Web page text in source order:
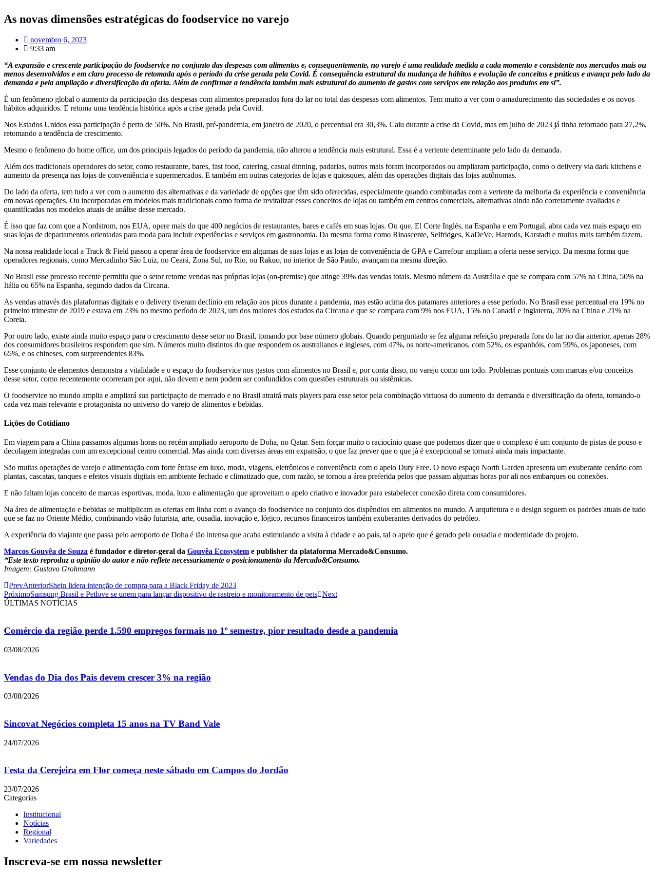
As novas dimensões estratégicas do foodservice no varejo
novembro 6, 2023
9:33 am
“A expansão e crescente participação do foodservice no conjunto das despesas com alimentos e, consequentemente, no varejo é uma realidade medida a cada momento e consistente nos mercados mais ou
menos desenvolvidos e em claro processo de retomada após o período da crise gerada pela Covid. É consequência estrutural da mudança de hábitos e evolução de conceitos e práticas e avança pelo lado da
demanda e pela ampliação e diversificação da oferta. Além de confirmar a tendência também mais estrutural do aumento de gastos com serviços em relação aos produtos em si”.
É um fenômeno global o aumento da participação das despesas com alimentos preparados fora do lar no total das despesas com alimentos. Tem muito a ver com o amadurecimento das sociedades e os novos
hábitos adquiridos. E retoma uma tendência histórica após a crise gerada pela Covid.
Nos Estados Unidos essa participação é perto de 50%. No Brasil, pré-pandemia, em janeiro de 2020, o percentual era 30,3%. Caiu durante a crise da Covid, mas em julho de 2023 já tinha retornado para 27,2%,
retomando a tendência de crescimento.
Mesmo o fenômeno do home office, um dos principais legados do período da pandemia, não alterou a tendência mais estrutural. Essa é a vertente determinante pelo lado da demanda.
Além dos tradicionais operadores do setor, como restaurante, bares, fast food, catering, casual dinning, padarias, outros mais foram incorporados ou ampliaram participação, como o delivery via dark kitchens e
aumento da presença nas lojas de conveniência e supermercados. E também em outras categorias de lojas e quiosques, além das operações digitais das lojas autônomas.
Do lado da oferta, tem tudo a ver com o aumento das alternativas e da variedade de opções que têm sido oferecidas, especialmente quando combinadas com a vertente da melhoria da experiência e conveniência
em novas operações. Ou incorporadas em modelos mais tradicionais como forma de revitalizar esses conceitos de lojas ou também em centros comerciais, alternativas ainda não corretamente avaliadas e
quantificadas nos modelos atuais de análise desse mercado.
É isso que faz com que a Nordstrom, nos EUA, opere mais do que 400 negócios de restaurantes, bares e cafés em suas lojas. Ou que, El Corte Inglés, na Espanha e em Portugal, abra cada vez mais espaço em
suas lojas de departamentos orientadas para moda para incluir experiências e serviços em gastronomia. Da mesma forma como Rinascente, Selfridges, KaDeVe, Harrods, Karstadt e muitas mais também fazem.
Na nossa realidade local a Track & Field passou a operar área de foodservice em algumas de suas lojas e as lojas de conveniência de GPA e Carrefour ampliam a oferta nesse serviço. Da mesma forma que
operadores regionais, como Mercadinho São Luiz, no Ceará, Zona Sul, no Rio, ou Rakuo, no interior de São Paulo, avançam na mesma direção.
No Brasil esse processo recente permitiu que o setor retome vendas nas próprias lojas (on-premise) que atinge 39% das vendas totais. Mesmo número da Austrália e que se compara com 57% na China, 50% na
Itália ou 65% na Espanha, segundo dados da Circana.
As vendas através das plataformas digitais e o delivery tiveram declínio em relação aos picos durante a pandemia, mas estão acima dos patamares anteriores a esse período. No Brasil esse percentual era 19% no
primeiro trimestre de 2019 e estava em 23% no mesmo período de 2023, um dos maiores dos estudos da Circana e que se compara com 9% nos EUA, 15% no Canadá e Inglaterra, 20% na China e 21% na
Coreia.
Por outro lado, existe ainda muito espaço para o crescimento desse setor no Brasil, tomando por base número globais. Quando perguntado se fez alguma refeição preparada fora do lar no dia anterior, apenas 28%
dos consumidores brasileiros respondem que sim. Números muito distintos do que respondem os australianos e ingleses, com 47%, os norte-americanos, com 52%, os espanhóis, com 59%, os japoneses, com
65%, e os chineses, com surpreendentes 83%.
Esse conjunto de elementos demonstra a vitalidade e o espaço do foodservice nos gastos com alimentos no Brasil e, por conta disso, no varejo como um todo. Problemas pontuais com marcas e/ou conceitos
desse setor, como recentemente ocorreram por aqui, não devem e nem podem ser confundidos com questões estruturais ou sistêmicas.
O foodservice no mundo amplia e ampliará sua participação de mercado e no Brasil atrairá mais players para esse setor pela combinação virtuosa do aumento da demanda e diversificação da oferta, tornando-o
cada vez mais relevante e protagonista no universo do varejo de alimentos e bebidas.
Lições do Cotidiano
Em viagem para a China passamos algumas horas no recém ampliado aeroporto de Doha, no Qatar. Sem forçar muito o raciocínio quase que podemos dizer que o complexo é um conjunto de pistas de pouso e
decolagem integradas com um excepcional centro comercial. Mas ainda com diversas áreas em expansão, o que faz prever que o que já é excepcional se tornará ainda mais impactante.
São muitas operações de varejo e alimentação com forte ênfase em luxo, moda, viagens, eletrônicos e conveniência com o apelo Duty Free. O novo espaço North Garden apresenta um exuberante cenário com
plantas, cascatas, tanques e efeitos visuais digitais em ambiente fechado e climatizado que, com razão, se tornou a área preferida pelos que passam algumas horas por ali nos embarques ou conexões.
E não faltam lojas conceito de marcas esportivas, moda, luxo e alimentação que aproveitam o apelo criativo e inovador para estabelecer conexão direta com consumidores.
Na área de alimentação e bebidas se multiplicam as ofertas em linha com o avanço do foodservice no conjunto dos dispêndios em alimentos no mundo. A arquitetura e o design seguem os padrões atuais de tudo
que se faz no Oriente Médio, combinando visão futurista, arte, ousadia, inovação e, lógico, recursos financeiros também exuberantes derivados do petróleo.
A experiência do viajante que passa pelo aeroporto de Doha é tão intensa que acaba estimulando a visita à cidade e ao país, tal o apelo que é gerado pela ousadia e modernidade do projeto.
Marcos Gouvêa de Souza é fundador e diretor-geral da Gouvêa Ecosystem e publisher da plataforma Mercado&Consumo.
*Este texto reproduz a opinião do autor e não reflete necessariamente o posicionamento da Mercado&Consumo.
Imagem: Gustavo Grohmann
PrevAnteriorShein lidera intenção de compra para a Black Friday de 2023
PróximoSamsung Brasil e Petlove se unem para lançar dispositivo de rastreio e monitoramento de pets Next
ÚLTIMAS NOTÍCIAS
Comércio da região perde 1.590 empregos formais no 1º semestre, pior resultado desde a pandemia
03/08/2026
Vendas do Dia dos Pais devem crescer 3% na região
03/08/2026
Sincovat Negócios completa 15 anos na TV Band Vale
24/07/2026
Festa da Cerejeira em Flor começa neste sábado em Campos do Jordão
23/07/2026
Categorias
Institucional
Notícias
Regional
Variedades
Inscreva-se em nossa newsletter